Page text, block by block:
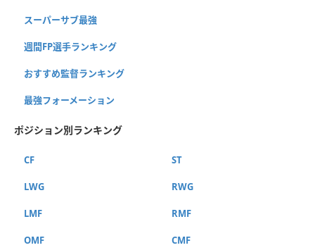
スーパーサブ最強
週間FP選手ランキング
おすすめ監督ランキング
最強フォーメーション
ポジション別ランキング
CF ST
LWG RWG
LMF RMF
OMF CMF